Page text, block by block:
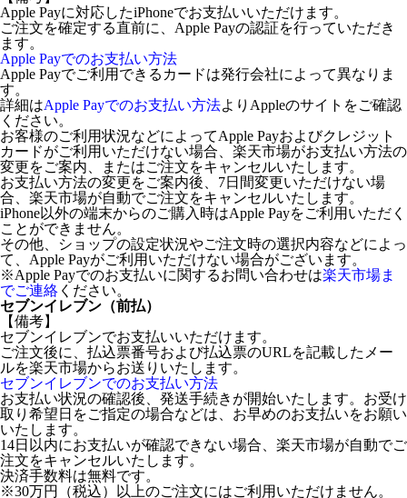
Apple Payに対応したiPhoneでお支払いいただけます。
ご注文を確定する直前に、Apple Payの認証を行っていただき
ます。
Apple Payでのお支払い方法
Apple Payでご利用できるカードは発行会社によって異なりま
す。
詳細はApple Payでのお支払い方法よりAppleのサイトをご確認
ください。
お客様のご利用状況などによってApple Payおよびクレジット
カードがご利用いただけない場合、楽天市場がお支払い方法の
変更をご案内、またはご注文をキャンセルいたします。
お支払い方法の変更をご案内後、7日間変更いただけない場
合、楽天市場が自動でご注文をキャンセルいたします。
iPhone以外の端末からのご購入時はApple Payをご利用いただく
ことができません。
その他、ショップの設定状況やご注文時の選択内容などによっ
て、Apple Payがご利用いただけない場合がございます。
※Apple Payでのお支払いに関するお問い合わせは楽天市場ま
でご連絡 ください。
セブンイレブン（前払）
【備考】
セブンイレブンでお支払いいただけます。
ご注文後に、払込票番号および払込票のURLを記載したメー
ルを楽天市場からお送りいたします。
セブンイレブンでのお支払い方法
お支払い状況の確認後、発送手続きが開始いたします。お受け
取り希望日をご指定の場合などは、お早めのお支払いをお願い
いたします。
14日以内にお支払いが確認できない場合、楽天市場が自動でご
注文をキャンセルいたします。
決済手数料は無料です。
※30万円（税込）以上のご注文にはご利用いただけません。